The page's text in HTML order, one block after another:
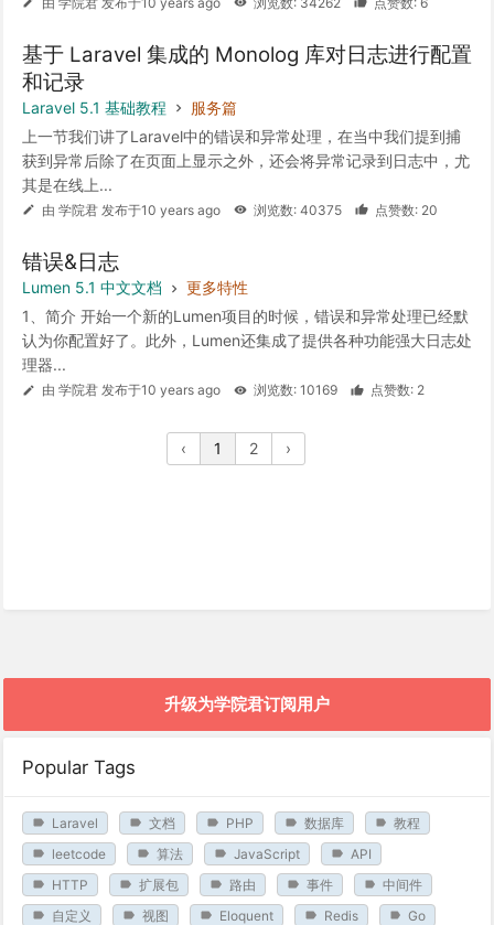
基于 Laravel 集成的 Monolog 库对日志进行配置
和记录
Laravel 5.1 基础教程
服务篇
上一节我们讲了Laravel中的错误和异常处理，在当中我们提到捕
获到异常后除了在页面上显示之外，还会将异常记录到日志中，尤
其是在线上...
由 学院君 发布于10 years ago 浏览数: 40375 点赞数: 20
错误&日志
Lumen 5.1 中文文档
更多特性
1、简介 开始一个新的Lumen项目的时候，错误和异常处理已经默
认为你配置好了。此外，Lumen还集成了提供各种功能强大日志处
理器...
由 学院君 发布于10 years ago 浏览数: 10169 点赞数: 2
‹ 1 2 ›
升级为学院君订阅用户
Popular Tags
Laravel 文档 PHP 数据库
教程
leetcode
算法 JavaScript
API
HTTP
扩展包 路由 事件
中间件
自定义
视图 Eloquent Redis
Go